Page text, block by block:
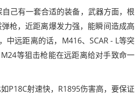
己有一套合适的装备，武器方面，根
枪，近距离爆发力强，能瞬间造成高
远距离的话，M416、SCAR - L等突
等狙击枪能在远距离给对手致命一
P18C射速快，R1895伤害高，要保证